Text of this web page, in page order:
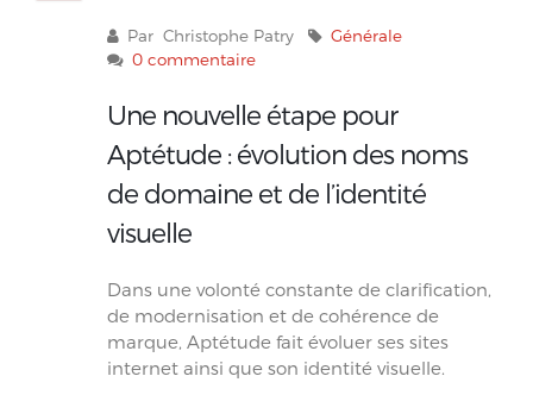
Par Christophe Patry
Générale
0 commentaire
Une nouvelle étape pour
Aptétude : évolution des noms
de domaine et de l’identité
visuelle
Dans une volonté constante de clarification,
de modernisation et de cohérence de
marque, Aptétude fait évoluer ses sites
internet ainsi que son identité visuelle.